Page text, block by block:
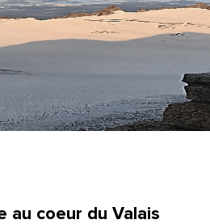
au coeur du Valais